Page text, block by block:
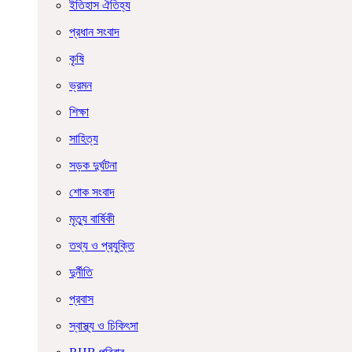
ইতিহাস ঐতিহ্য
প্রধান সংবাদ
কৃষি
ভ্রমন
শিক্ষা
সাহিত্য
সড়ক দুর্ঘটনা
শোক সংবাদ
মৃত্যু বার্ষিকী
তথ্য ও প্রযুক্তি
দুর্নীতি
প্রবাস
স্বাস্থ্য ও চিকিৎসা